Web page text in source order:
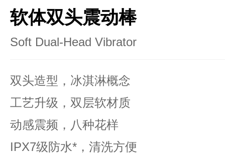
软体双头震动棒
Soft Dual-Head Vibrator
双头造型，冰淇淋概念
工艺升级，双层软材质
动感震频，八种花样
IPX7级防水*，清洗方便